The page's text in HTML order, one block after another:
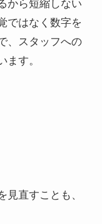
から短縮しない
ではなく数字を
、スタッフへの
ます。
見直すことも、